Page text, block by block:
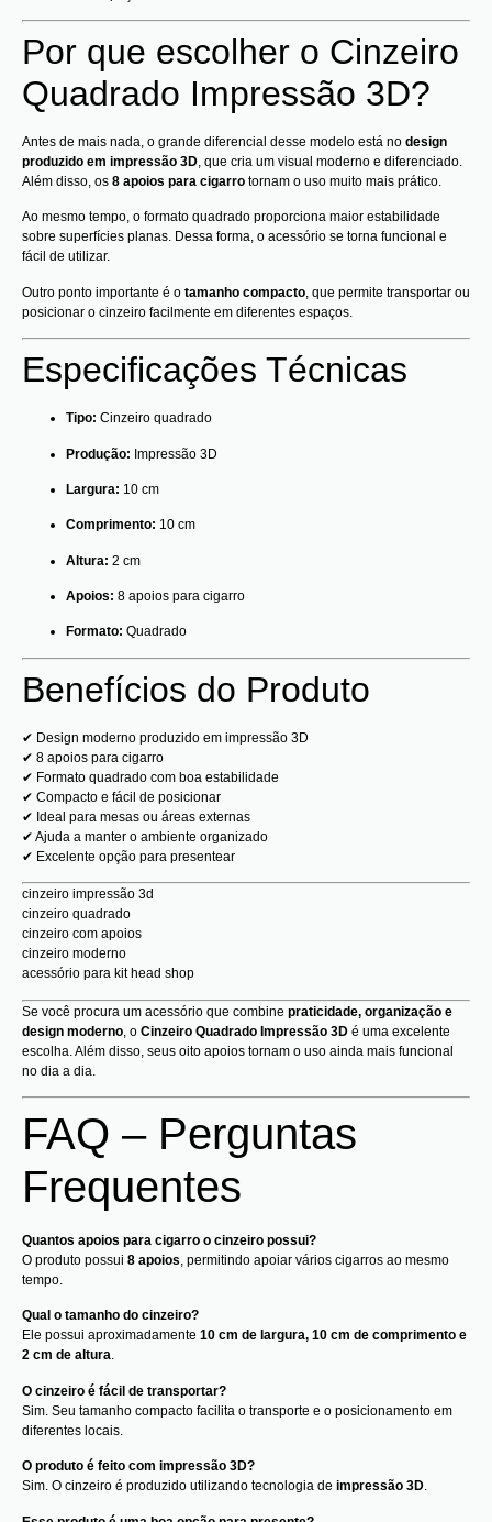
Por que escolher o Cinzeiro
Quadrado Impressão 3D?
Antes de mais nada, o grande diferencial desse modelo está no design
produzido em impressão 3D, que cria um visual moderno e diferenciado.
Além disso, os 8 apoios para cigarro tornam o uso muito mais prático.
Ao mesmo tempo, o formato quadrado proporciona maior estabilidade
sobre superfícies planas. Dessa forma, o acessório se torna funcional e
fácil de utilizar.
Outro ponto importante é o tamanho compacto , que permite transportar ou
posicionar o cinzeiro facilmente em diferentes espaços.
Especificações Técnicas
Tipo: Cinzeiro quadrado
Produção: Impressão 3D
Largura: 10 cm
Comprimento: 10 cm
Altura: 2 cm
Apoios: 8 apoios para cigarro
Formato: Quadrado
Benefícios do Produto
✔ Design moderno produzido em impressão 3D
✔ 8 apoios para cigarro
✔ Formato quadrado com boa estabilidade
✔ Compacto e fácil de posicionar
✔ Ideal para mesas ou áreas externas
✔ Ajuda a manter o ambiente organizado
✔ Excelente opção para presentear
cinzeiro impressão 3d
cinzeiro quadrado
cinzeiro com apoios
cinzeiro moderno
acessório para kit head shop
Se você procura um acessório que combine praticidade, organização e
design moderno , o Cinzeiro Quadrado Impressão 3D é uma excelente
escolha. Além disso, seus oito apoios tornam o uso ainda mais funcional
no dia a dia.
FAQ – Perguntas
Frequentes
Quantos apoios para cigarro o cinzeiro possui?
O produto possui 8 apoios, permitindo apoiar vários cigarros ao mesmo
tempo.
Qual o tamanho do cinzeiro?
Ele possui aproximadamente 10 cm de largura, 10 cm de comprimento e
2 cm de altura.
O cinzeiro é fácil de transportar?
Sim. Seu tamanho compacto facilita o transporte e o posicionamento em
diferentes locais.
O produto é feito com impressão 3D?
Sim. O cinzeiro é produzido utilizando tecnologia de impressão 3D.